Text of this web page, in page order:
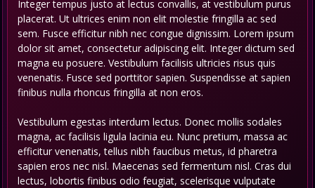
Integer tempus justo at lectus convallis, at vestibulum purus
placerat. Ut ultrices enim non elit molestie fringilla ac sed
sem. Fusce efficitur nibh nec congue dignissim. Lorem ipsum
dolor sit amet, consectetur adipiscing elit. Integer dictum sed
magna eu posuere. Vestibulum facilisis ultricies risus quis
venenatis. Fusce sed porttitor sapien. Suspendisse at sapien
finibus nulla rhoncus fringilla at non eros.
Vestibulum egestas interdum lectus. Donec mollis sodales
magna, ac facilisis ligula lacinia eu. Nunc pretium, massa ac
efficitur venenatis, tellus nibh faucibus metus, id pharetra
sapien eros nec nisl. Maecenas sed fermentum nisl. Cras dui
lectus, lobortis finibus odio feugiat, scelerisque vulputate